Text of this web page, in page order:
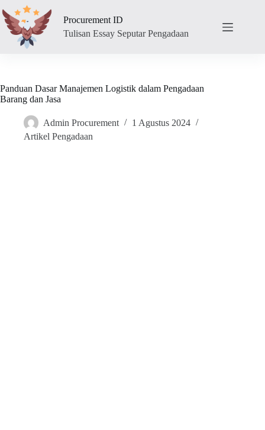
to
content
Procurement ID
Tulisan Essay Seputar Pengadaan
Panduan Dasar Manajemen Logistik dalam Pengadaan
Barang dan Jasa
Admin Procurement
1 Agustus 2024
Artikel Pengadaan